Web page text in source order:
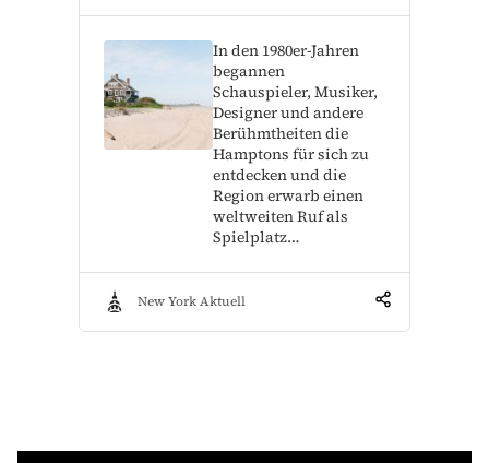
In den 1980er-Jahren
begannen
Schauspieler, Musiker,
Designer und andere
Berühmtheiten die
Hamptons für sich zu
entdecken und die
Region erwarb einen
weltweiten Ruf als
Spielplatz…
New York Aktuell